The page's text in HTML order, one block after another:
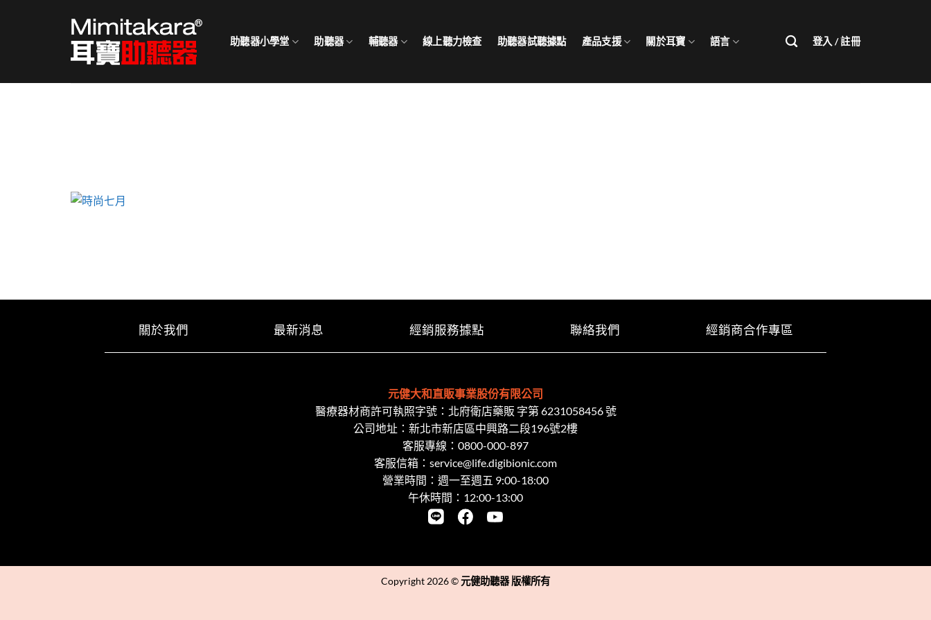
助聽器小學堂 助聽器 輔聽器 線上聽力檢查 助聽器試聽據點 產品支援 關於耳寶 語言 登入 / 註冊
關於我們 最新消息 經銷服務據點 聯絡我們 經銷商合作專區
元健大和直販事業股份有限公司
醫療器材商許可執照字號：北府衛店藥販 字第 6231058456 號
公司地址：新北市新店區中興路二段​196號2樓
客服專線： 0800-000-897
客服信箱： service@life.digibionic.com
營業時間：週一至週五 9:00-18:00
午休時間：12:00-13:00
Copyright 2026 ©元健助聽器 版權所有